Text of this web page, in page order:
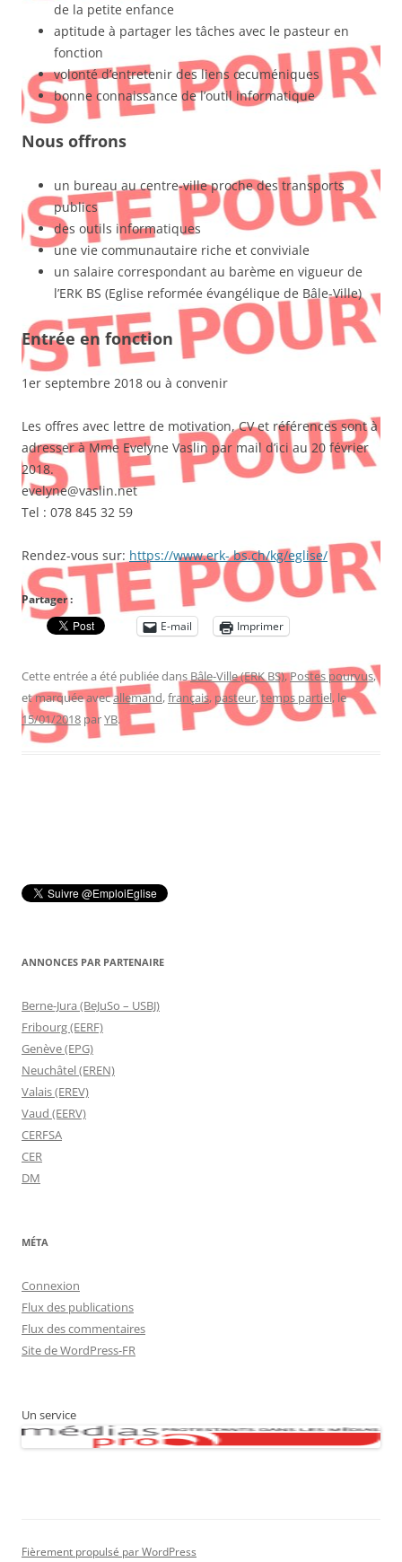
de la petite enfance
aptitude à partager les tâches avec le pasteur en
fonction
volonté d’entretenir des liens œcuméniques
bonne connaissance de l’outil informatique
Nous offrons
un bureau au centre-ville proche des transports
publics
des outils informatiques
une vie communautaire riche et conviviale
un salaire correspondant au barème en vigueur de
l’ERK BS (Eglise reformée évangélique de Bâle-Ville)
Entrée en fonction
1er septembre 2018 ou à convenir
Les offres avec lettre de motivation, CV et références sont à
adresser à Mme Evelyne Vaslin par mail d’ici au 20 février
2018.
evelyne@vaslin.net
Tel : 078 845 32 59
Rendez-vous sur: https://www.erk- bs.ch/kg/eglise/
Partager :
E-mail
Imprimer
Cette entrée a été publiée dansBâle-Ville (ERK BS),Postes pourvus,
et marquée avecallemand,français, pasteur,temps partiel, le
15/01/2018 parYB.
ANNONCES PAR PARTENAIRE
Berne-Jura (BeJuSo – USBJ)
Fribourg (EERF)
Genève (EPG)
Neuchâtel (EREN)
Valais (EREV)
Vaud (EERV)
CERFSA
CER
DM
MÉTA
Connexion
Flux des publications
Flux des commentaires
Site de WordPress-FR
Un service
Fièrement propulsé par WordPress